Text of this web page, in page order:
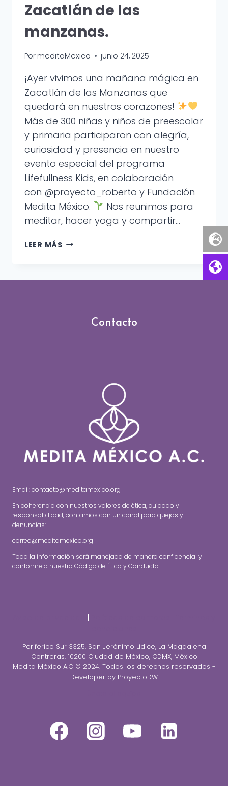
Zacatlán de las
manzanas.
Por meditaMexico junio 24, 2025
¡Ayer vivimos una mañana mágica en
Zacatlán de las Manzanas que
quedará en nuestros corazones!
Más de 300 niñas y niños de preescolar
y primaria participaron con alegría,
curiosidad y presencia en nuestro
evento especial del programa
Lifefullness Kids, en colaboración
con @proyecto_roberto y Fundación
Medita México.
Nos reunimos para
meditar, hacer yoga y compartir…
LEER MÁSLIFEFULLNESS
Contacto
Email: contacto@meditamexico.org
En coherencia con nuestros valores de ética, cuidado y
responsabilidad, contamos con un canal para quejas y
denuncias:
correo@meditamexico.org
Toda la información será manejada de manera confidencial y
conforme a nuestro Código de Ética y Conducta.
| |
Periferico Sur 3325, San Jerónimo Lídice, La Magdalena
Contreras, 10200 Ciudad de México, CDMX, México
Medita México A.C © 2024. Todos los derechos reservados -
Developer by ProyectoDW